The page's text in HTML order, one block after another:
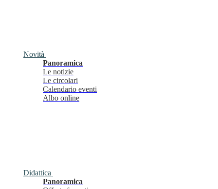
Novità
Panoramica
Le notizie
Le circolari
Calendario eventi
Albo online
Didattica
Panoramica